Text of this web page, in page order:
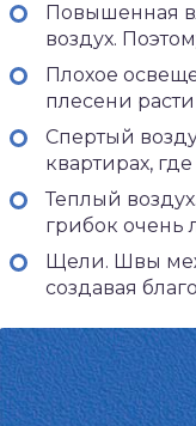
Повышенная
воздух.
Плохое
плесени
Спертый
квартирах,
Теплый
грибок очень
Щели. Швы
создавая